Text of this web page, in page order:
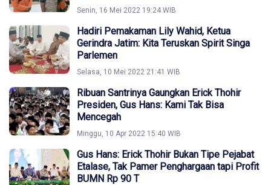
Senin, 16 Mei 2022 19:24 WIB
Hadiri Pemakaman Lily Wahid, Ketua
Gerindra Jatim: Kita Teruskan Spirit Singa
Parlemen
Selasa, 10 Mei 2022 21:41 WIB
Ribuan Santrinya Gaungkan Erick Thohir
Presiden, Gus Hans: Kami Tak Bisa
Mencegah
Minggu, 10 Apr 2022 15:40 WIB
Gus Hans: Erick Thohir Bukan Tipe Pejabat
Etalase, Tak Pamer Penghargaan tapi Profit
BUMN Rp 90 T